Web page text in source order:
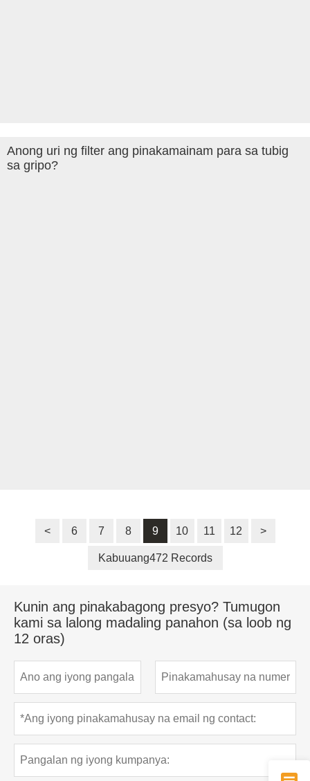
Anong uri ng filter ang pinakamainam para sa tubig
sa gripo?
< 6 7 8 9 10 11 12 >
Kabuuang472 Records
Kunin ang pinakabagong presyo? Tumugon
kami sa lalong madaling panahon (sa loob ng
12 oras)